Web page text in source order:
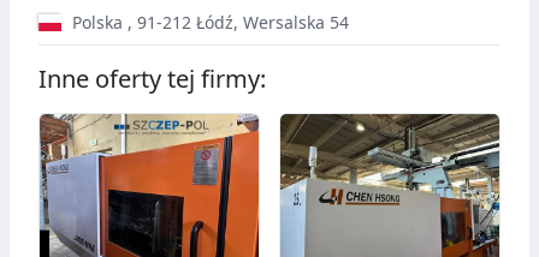
Polska , 91-212 Łódź, Wersalska 54
Inne oferty tej firmy: